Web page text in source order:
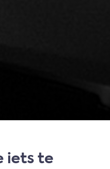
iets te